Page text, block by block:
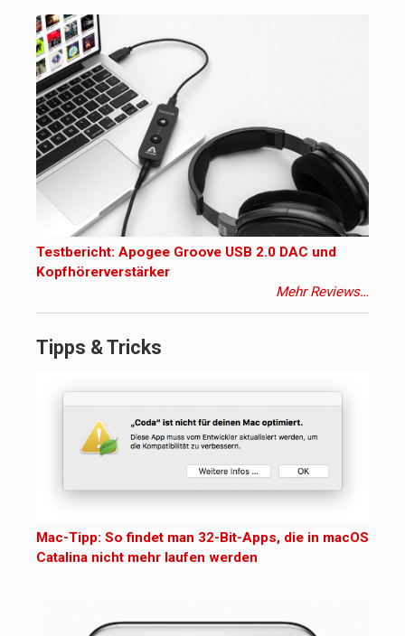
Testbericht: Apogee Groove USB 2.0 DAC und
Kopfhörerverstärker
Mehr Reviews…
Tipps & Tricks
Mac-Tipp: So findet man 32-Bit-Apps, die in macOS
Catalina nicht mehr laufen werden